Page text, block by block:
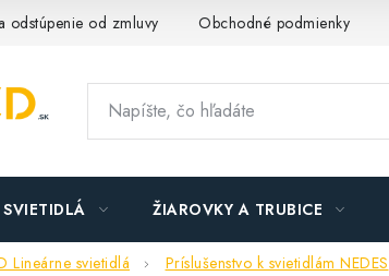
odstúpenie od zmluvy Obchodné podmienky
SVIETIDLÁ ŽIAROVKY A TRUBICE
Lineárne svietidlá Príslušenstvo k svietidlám NEDES